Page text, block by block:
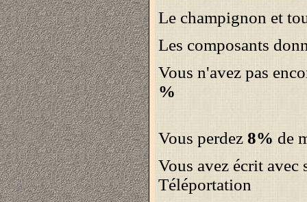
Le champignon et
Les composants
Vous n'avez pas
%
Vous perdez 8% de
Vous avez écrit
Téléportation